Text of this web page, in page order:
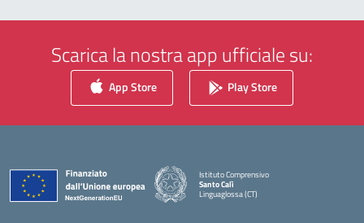
Scarica la nostra app ufficiale su:
App Store Play Store
Istituto Comprensivo
Santo Calì
Linguaglossa (CT)
— Visita la pagina iniziale della scuola